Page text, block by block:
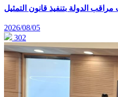
2026/08/05
302